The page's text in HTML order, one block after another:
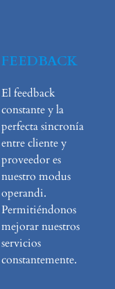
FEEDBACK
El feedback
constante y la
perfecta sincronía
entre cliente y
proveedor es
nuestro modus
operandi.
Permitiéndonos
mejorar nuestros
servicios
constantemente.